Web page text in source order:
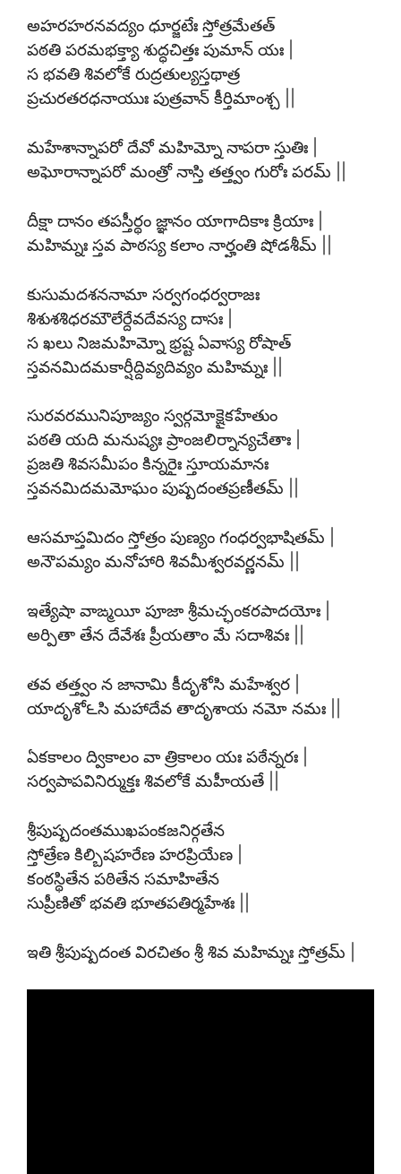
అహరహరనవద్యం ధూర్జటేః స్తోత్రమేతత్
పఠతి పరమభక్త్యా శుద్ధచిత్తః పుమాన్ యః |
స భవతి శివలోకే రుద్రతుల్యస్తథాత్ర
ప్రచురతరధనాయుః పుత్రవాన్ కీర్తిమాంశ్చ ||
మహేశాన్నాపరో దేవో మహిమ్నో నాపరా స్తుతిః |
అఘోరాన్నాపరో మంత్రో నాస్తి తత్త్వం గురోః పరమ్ ||
దీక్షా దానం తపస్తీర్థం జ్ఞానం యాగాదికాః క్రియాః |
మహిమ్నః స్తవ పాఠస్య కలాం నార్హంతి షోడశీమ్ ||
కుసుమదశననామా సర్వగంధర్వరాజః
శిశుశశిధరమౌలేర్దేవదేవస్య దాసః |
స ఖలు నిజమహిమ్నో భ్రష్ట ఏవాస్య రోషాత్
స్తవనమిదమకార్షీద్దివ్యదివ్యం మహిమ్నః ||
సురవరమునిపూజ్యం స్వర్గమోక్షైకహేతుం
పఠతి యది మనుష్యః ప్రాంజలిర్నాన్యచేతాః |
ప్రజతి శివసమీపం కిన్నరైః స్తూయమానః
స్తవనమిదమమోఘం పుష్పదంతప్రణీతమ్ ||
ఆసమాప్తమిదం స్తోత్రం పుణ్యం గంధర్వభాషితమ్ |
అనౌపమ్యం మనోహారి శివమీశ్వరవర్ణనమ్ ||
ఇత్యేషా వాఙ్మయీ పూజా శ్రీమచ్ఛంకరపాదయోః |
అర్పితా తేన దేవేశః ప్రీయతాం మే సదాశివః ||
తవ తత్త్వం న జానామి కీదృశోసి మహేశ్వర |
యాదృశో౬సి మహాదేవ తాదృశాయ నమో నమః ||
ఏకకాలం ద్వికాలం వా త్రికాలం యః పఠేన్నరః |
సర్వపాపవినిర్ముక్తః శివలోకే మహీయతే ||
శ్రీపుష్పదంతముఖపంకజనిర్గతేన
స్తోత్రేణ కిల్బిషహరేణ హరప్రియేణ |
కంఠస్థితేన పఠితేన సమాహితేన
సుప్రీణితో భవతి భూతపతిర్మహేశః ||
ఇతి శ్రీపుష్పదంత విరచితం శ్రీ శివ మహిమ్నః స్తోత్రమ్ |